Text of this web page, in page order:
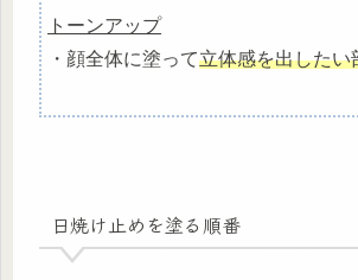
トーンアップ
・顔全体に塗って立体感を出したい
日焼け止めを塗る順番